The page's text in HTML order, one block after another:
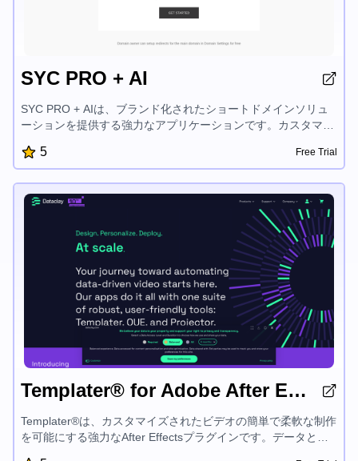
SYC PRO + AI
SYC PRO + AIは、ブランド化されたショートドメインソリュ
ーションを提供する強力なアプリケーションです。カスタマイ
のブランド化されたショートリンクを簡単に作成およびマネー
ジできます。このSEO対応ツールは、オンラインプレゼンスの
率的な方法を提供します。
5 Free Trial
Templater® for Adobe After Effects®
Templater®は、カスタマイズされたビデオの簡単で柔軟な制作
を可能にする強力なAfter Effectsプラグインです。データと完